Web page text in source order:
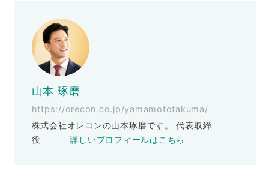
山本 琢磨
https://orecon.co.jp/yamamototakuma/
株式会社オレコンの山本琢磨です。 代表取締
役詳しいプロフィールはこちら